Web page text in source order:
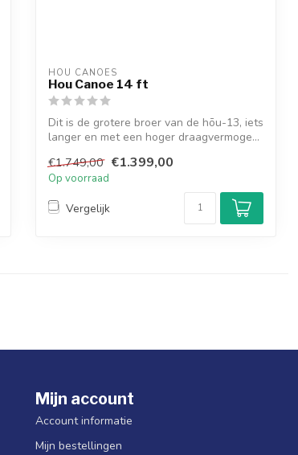
HOU CANOES
Hou Canoe 14 ft
Dit is de grotere broer van de hōu-13, iets
langer en met een hoger draagvermoge...
€1.749,00 €1.399,00
Op voorraad
Vergelijk
Mijn account
Account informatie
Mijn bestellingen